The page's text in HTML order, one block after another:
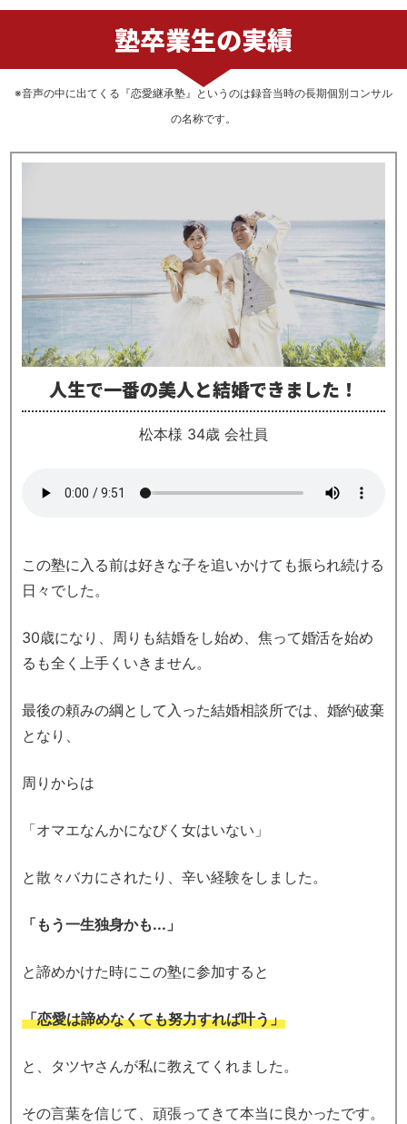
塾卒業生の実績
※音声の中に出てくる『恋愛継承塾』というのは録音当時の長期個別コンサル
の名称です。
人生で一番の美人と結婚できました！
松本様 34歳 会社員
この塾に入る前は好きな子を追いかけても振られ続ける
日々でした。
30歳になり、周りも結婚をし始め、 焦って婚活を始め
るも全く上手くいきません。
最後の頼みの綱として入った結婚相談所では、 婚約破棄
となり、
周りからは
「オマエなんかになびく女はいない」
と散々バカにされたり、辛い経験をしました。
「もう一生独身かも... 」
と諦めかけた時にこの塾に参加すると
「恋愛は諦めなくても努力すれば叶う」
と、タツヤさんが私に教えてくれました。
その言葉を信じて、 頑張ってきて本当に良かったです。